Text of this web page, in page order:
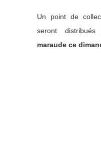
Un point de
seront
maraude ce